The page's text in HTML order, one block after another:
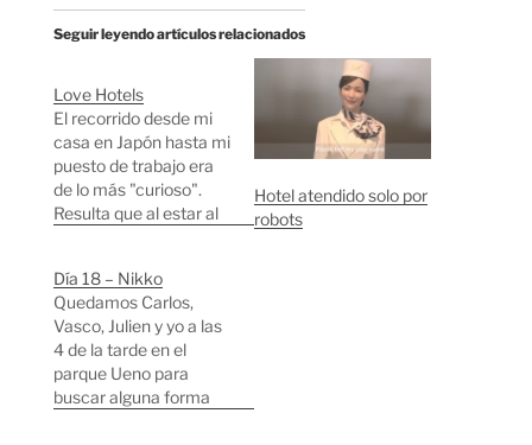
Seguir leyendo artículos relacionados
Love Hotels
El recorrido desde mi
casa en Japón hasta mi
puesto de trabajo era
de lo más "curioso".
Resulta que al estar al
lugares más famosos
"sexualmente"
hablando de todo
Japón. Tardaba unos
diez minutos en
bicicleta, atravesando
Hotel atendido solo por
robots
Día 18 – Nikko
Quedamos Carlos,
Vasco, Julien y yo a las
4 de la tarde en el
parque Ueno para
buscar alguna forma